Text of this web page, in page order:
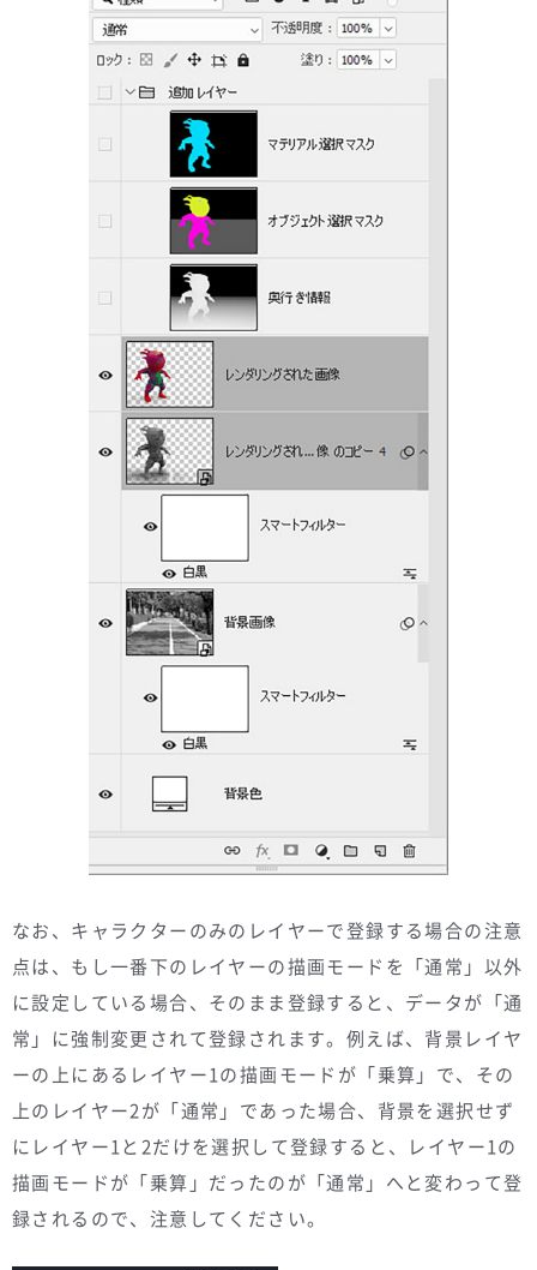
なお、キャラクターのみのレイヤーで登録する場合の注意
点は、もし一番下のレイヤーの描画モードを「通常」以外
に設定している場合、そのまま登録すると、データが「通
常」に強制変更されて登録されます。例えば、背景レイヤ
ーの上にあるレイヤー1の描画モードが「乗算」で、その
上のレイヤー2が「通常」であった場合、背景を選択せず
にレイヤー1と2だけを選択して登録すると、レイヤー1の
描画モードが「乗算」だったのが「通常」へと変わって登
録されるので、注意してください。